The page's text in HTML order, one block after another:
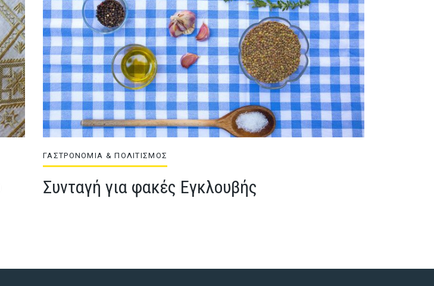
ΓΑΣΤΡΟΝΟΜΙΑ & ΠΟΛΙΤΙΣΜΟΣ
Συνταγή για φακές Εγκλουβής